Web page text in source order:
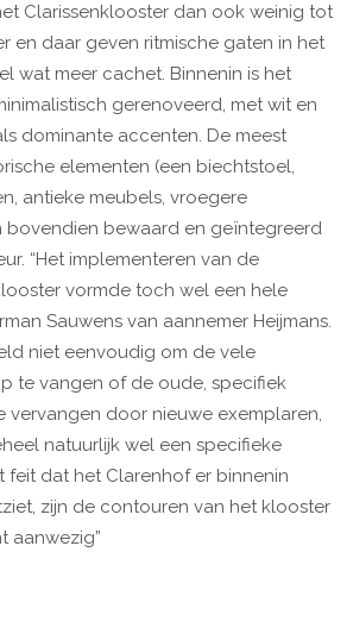
Clarissenklooster dan ook weinig tot
en daar geven ritmische gaten in het
wat meer cachet. Binnenin is het
gerenoveerd, met wit en
dominante accenten. De meest
elementen (een biechtstoel,
antieke meubels, vroegere
bovendien bewaard en geïntegreerd
“Het implementeren van de
vormde toch wel een hele
Sauwens van aannemer Heijmans.
niet eenvoudig om de vele
te vangen of de oude, specifiek
vervangen door nieuwe exemplaren,
natuurlijk wel een specifieke
feit dat het Clarenhof er binnenin
zijn de contouren van het klooster
aanwezig”